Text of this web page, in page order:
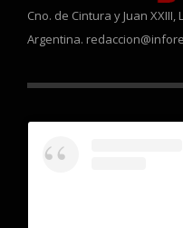
Cno. de Cintura y Juan
Argentina.